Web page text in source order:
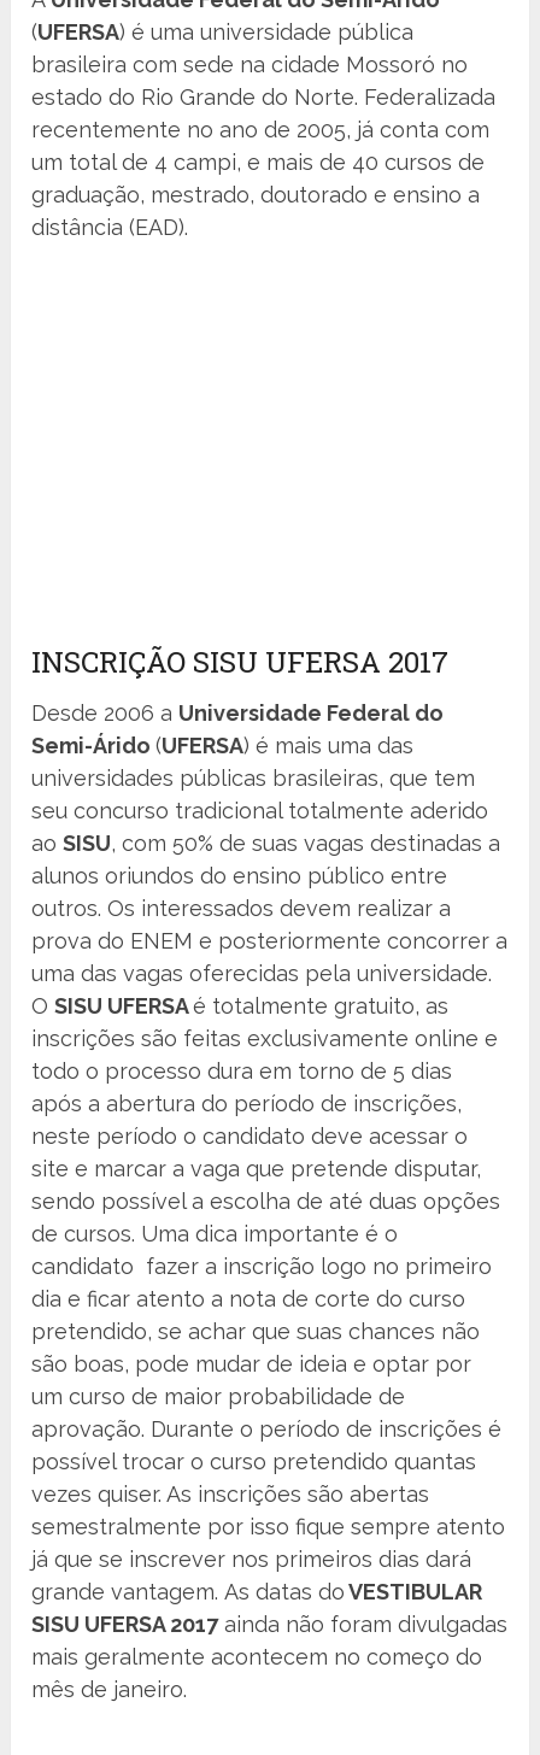
(UFERSA) é uma universidade pública
brasileira com sede na cidade Mossoró no
estado do Rio Grande do Norte. Federalizada
recentemente no ano de 2005, já conta com
um total de 4 campi, e mais de 40 cursos de
graduação, mestrado, doutorado e ensino a
distância (EAD).
INSCRIÇÃO SISU UFERSA 2017
Desde 2006 a Universidade Federal do
Semi-Árido(UFERSA) é mais uma das
universidades públicas brasileiras, que tem
seu concurso tradicional totalmente aderido
aoSISU, com 50% de suas vagas destinadas a
alunos oriundos do ensino público entre
outros. Os interessados devem realizar a
prova do ENEM e posteriormente concorrer a
uma das vagas oferecidas pela universidade.
OSISU UFERSAé totalmente gratuito, as
inscrições são feitas exclusivamente online e
todo o processo dura em torno de 5 dias
após a abertura do período de inscrições,
neste período o candidato deve acessar o
site e marcar a vaga que pretende disputar,
sendo possível a escolha de até duas opções
de cursos. Uma dica importante é o
candidato fazer a inscrição logo no primeiro
dia e ficar atento a nota de corte do curso
pretendido, se achar que suas chances não
são boas, pode mudar de ideia e optar por
um curso de maior probabilidade de
aprovação. Durante o período de inscrições é
possível trocar o curso pretendido quantas
vezes quiser. As inscrições são abertas
semestralmente por isso fique sempre atento
já que se inscrever nos primeiros dias dará
grande vantagem. As datas doVESTIBULAR
SISU UFERSA 2017ainda não foram divulgadas
mais geralmente acontecem no começo do
mês de janeiro.